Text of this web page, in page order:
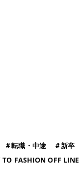
＃転職・中途 ＃新卒
TO FASHION OFF LINE